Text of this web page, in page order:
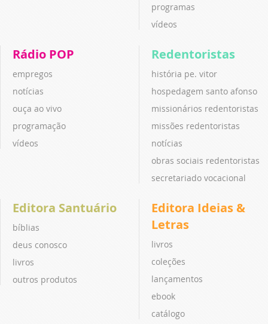
programas
vídeos
Rádio POP
empregos
notícias
ouça ao vivo
programação
vídeos
Redentoristas
história pe. vitor
hospedagem santo afonso
missionários redentoristas
missões redentoristas
notícias
obras sociais redentoristas
secretariado vocacional
Editora Santuário
bíblias
deus conosco
livros
outros produtos
Editora Ideias &
Letras
livros
coleções
lançamentos
ebook
catálogo